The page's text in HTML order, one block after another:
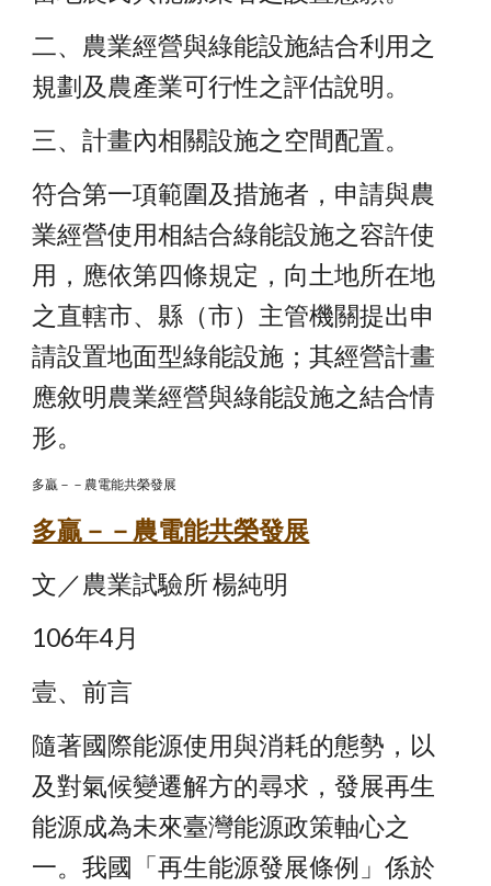
二、農業經營與綠能設施結合利用之
規劃及農產業可行性之評估說明。
三、計畫內相關設施之空間配置。
符合第一項範圍及措施者，申請與農
業經營使用相結合綠能設施之容許使
用，應依第四條規定，向土地所在地
之直轄市、縣（市）主管機關提出申
請設置地面型綠能設施；其經營計畫
應敘明農業經營與綠能設施之結合情
形。
多贏－－農電能共榮發展
多贏－－農電能共榮發展
文／農業試驗所 楊純明
106年4月
壹、前言
隨著國際能源使用與消耗的態勢，以
及對氣候變遷解方的尋求，發展再生
能源成為未來臺灣能源政策軸心之
一。我國「再生能源發展條例」係於